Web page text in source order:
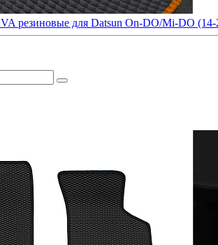
резиновые для Datsun On-DO/Mi-DO